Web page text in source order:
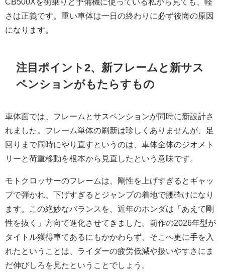
さは正義です。重い車体は一日の終わりに必ず後悔の原因
になります。
注目ポイント2、新フレームと新サス
ペンションがもたらすもの
車体面では、フレームとサスペンションが同時に新設計さ
れました。フレーム単体の刷新は珍しくありませんが、足
回りまで同時にやり直すというのは、車体全体のジオメト
リーと荷重移動を根本から見直したという意味です。
モトクロッサーのフレームは、剛性を上げすぎるとギャッ
プで弾かれ、下げすぎるとジャンプの着地で腰砕けになり
ます。この絶妙なバランスを、近年のホンダは「あえて剛
性を抜く」方向で進化させてきました。前作の2026年型が
タイトル獲得車であるにもかかわらず、そこへ更に手を入
れたということは、ライダーの疲労低減や扱いやすさにま
だ伸びしろを見たということでしょう。